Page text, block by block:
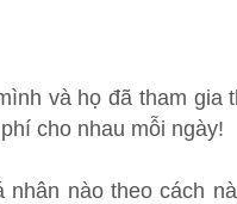
và họ đã tham gia
cho nhau mỗi ngày!
nào theo cách